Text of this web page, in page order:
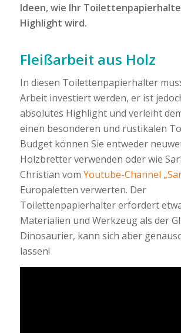
Ideen, wie Ihr
Highlight wird.
Fleißarbeit aus Holz
In diesen Toilettenpapierhalter
Arbeit investiert werden, er ist
absolutes Highlight und verleiht
einen besonderen und rustikalen
Budget können Sie entweder
Holzbretter verwenden oder wie
Christian vom Youtube-Channel
Europaletten verwerten. Der
Toilettenpapierhalter erfordert
Materialien und Werkzeug als der
Dinosaurier, kann sich aber
lassen!